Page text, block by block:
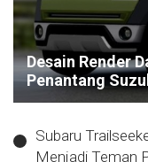
Desain Render
Penantang
Subaru
Menjadi Teman